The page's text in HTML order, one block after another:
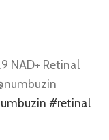
NAD+ Retinal
#retinal